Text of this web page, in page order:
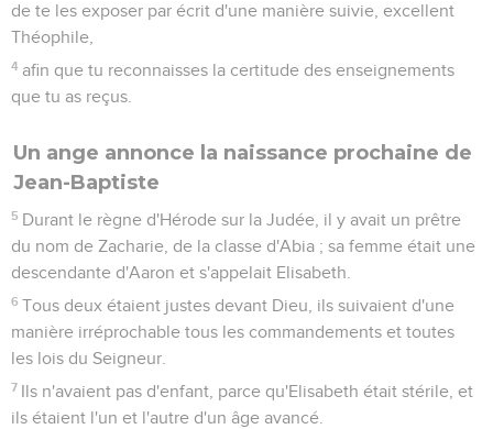
de te les exposer par écrit d'une manière suivie, excellent
Théophile,
4 afin que tu reconnaisses la certitude des enseignements
que tu as reçus.
Un ange annonce la naissance prochaine de
Jean-Baptiste
5 Durant le règne d'Hérode sur la Judée, il y avait un prêtre
du nom de Zacharie, de la classe d'Abia ; sa femme était une
descendante d'Aaron et s'appelait Elisabeth.
6 Tous deux étaient justes devant Dieu, ils suivaient d'une
manière irréprochable tous les commandements et toutes
les lois du Seigneur.
7 Ils n'avaient pas d'enfant, parce qu'Elisabeth était stérile, et
ils étaient l'un et l'autre d'un âge avancé.